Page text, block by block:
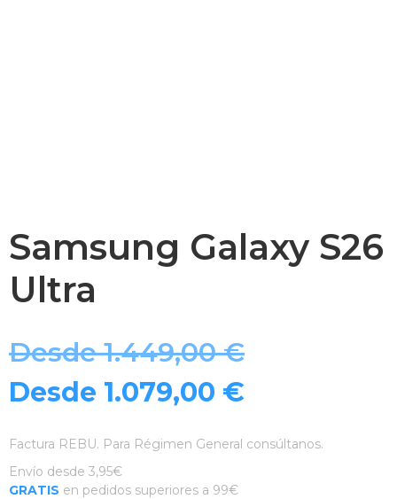
Samsung Galaxy S26
Ultra
Desde1.449,00€
Desde 1.079,00 €
Factura REBU. Para Régimen General consúltanos.
Envío desde 3,95€
GRATIS en pedidos superiores a 99€